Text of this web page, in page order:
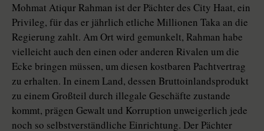
Mohmat Atiqur Rahman ist der Pächter des City Haat, ein
Privileg, für das er jährlich etliche Millionen Taka an die
Regierung zahlt. Am Ort wird gemunkelt, Rahman habe
vielleicht auch den einen oder anderen Rivalen um die
Ecke bringen müssen, um diesen kostbaren Pachtvertrag
zu erhalten. In einem Land, dessen Bruttoinlandsprodukt
zu einem Großteil durch illegale Geschäfte zustande
kommt, prägen Gewalt und Korruption unweigerlich jede
noch so selbstverständliche Einrichtung. Der Pächter